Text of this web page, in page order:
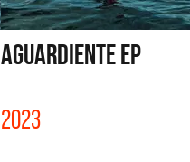
AGUARDIENTE EP
2023